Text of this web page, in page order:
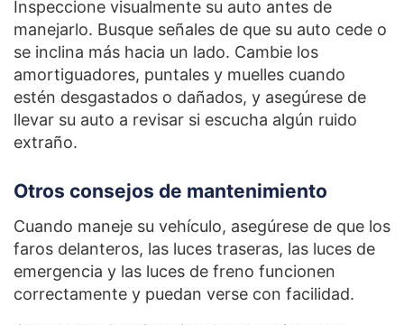
Inspeccione visualmente su auto antes de
manejarlo. Busque señales de que su auto cede o
se inclina más hacia un lado. Cambie los
amortiguadores, puntales y muelles cuando
estén desgastados o dañados, y asegúrese de
llevar su auto a revisar si escucha algún ruido
extraño.
Otros consejos de mantenimiento
Cuando maneje su vehículo, asegúrese de que los
faros delanteros, las luces traseras, las luces de
emergencia y las luces de freno funcionen
correctamente y puedan verse con facilidad.